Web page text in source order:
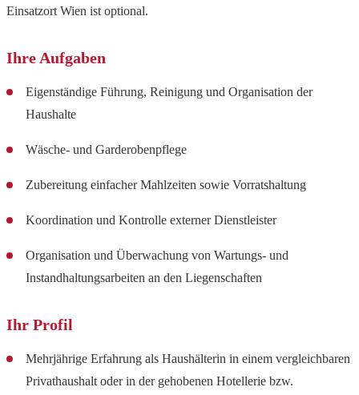
Einsatzort Wien ist optional.
Ihre Aufgaben
Eigenständige Führung, Reinigung und Organisation der
Haushalte
Wäsche- und Garderobenpflege
Zubereitung einfacher Mahlzeiten sowie Vorratshaltung
Koordination und Kontrolle externer Dienstleister
Organisation und Überwachung von Wartungs- und
Instandhaltungsarbeiten an den Liegenschaften
Ihr Profil
Mehrjährige Erfahrung als Haushälterin in einem vergleichbaren
Privathaushalt oder in der gehobenen Hotellerie bzw.